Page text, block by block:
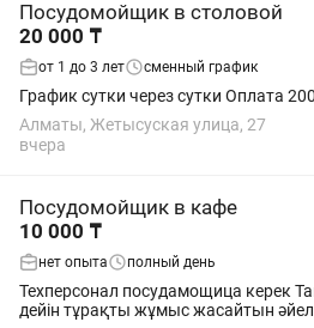
Посудомойщик в столовой
20 000 ₸
от 1 до 3 лет сменный график
Алматы, Жетысуская улица, 27
вчера
Посудомойщик в кафе
10 000 ₸
нет опыта полный день
Техперсонал посудамощица керек Таңғы 11:00 түнгі 23:00
дейін тұрақты жұмыс жасайтын әйел